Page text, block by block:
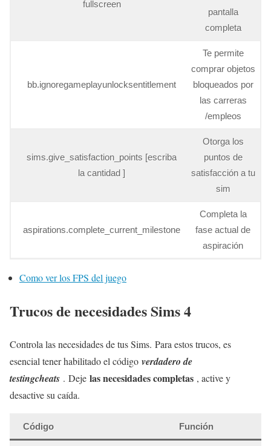
fullscreen
pantalla
completa
bb.ignoregameplayunlocksentitlement
Te permite
comprar objetos
bloqueados por
las carreras
/empleos
sims.give_satisfaction_points [escriba
la cantidad ]
Otorga los
puntos de
satisfacción a tu
sim
aspirations.complete_current_milestone
Completa la
fase actual de
aspiración
Como ver los FPS del juego
Trucos de necesidades Sims 4
Controla las necesidades de tus Sims. Para estos trucos, es
esencial tener habilitado el código verdadero de
testingcheats . Deje las necesidades completas , active y
desactive su caída.
Código Función